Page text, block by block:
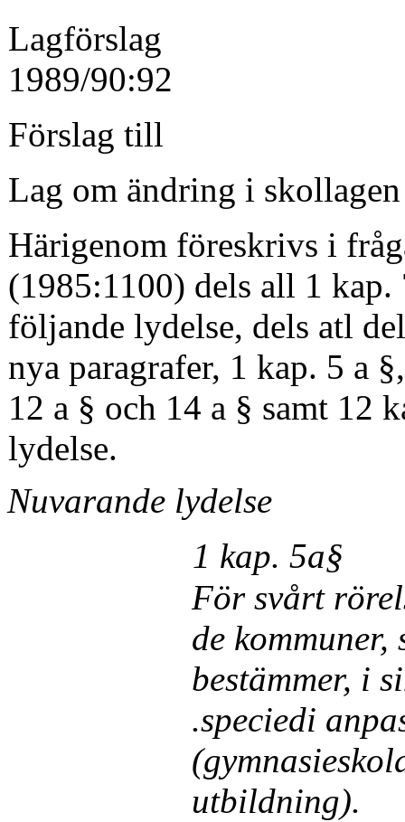
Lagförslag
1989/90:92
Förslag till
Lag om ändring i
Härigenom föreskrivs i
(1985:1100) dels all 1
följande lydelse, dels atl
nya paragrafer, 1 kap. 5 a
12 a § och 14 a § samt 12
lydelse.
Nuvarande lydelse
1 kap. 5a§
För svårt
de kommuner,
bestämmer, i
.speciedi
utbildning).